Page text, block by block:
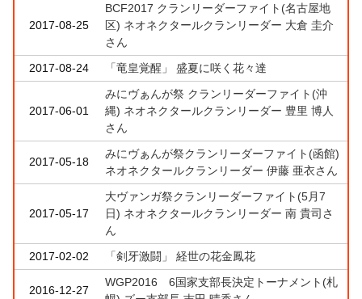
2017-08-25
BCF2017 クランリーダーファイト(名古屋地
区) ネオネクタールクランリーダー 大倉 圭介
さん
2017-08-24
「竜皇覚醒」 盛夏に咲く花々達
2017-06-01
みにヴぁんが祭 クランリーダーファイト(沖
縄) ネオネクタールクランリーダー 豊里 博人
さん
2017-05-18
みにヴぁんが祭クランリーダーファイト(函館)
ネオネクタールクランリーダー 伊藤 亜衣さん
2017-05-17
大ヴァンガ祭クランリーダーファイト(5月7
日) ネオネクタールクランリーダー 南 貴司さ
ん
2017-02-02
「剣牙激闘」 経世の花金鳳花
2016-12-27
WGP2016 6国家支部長決定トーナメント(札